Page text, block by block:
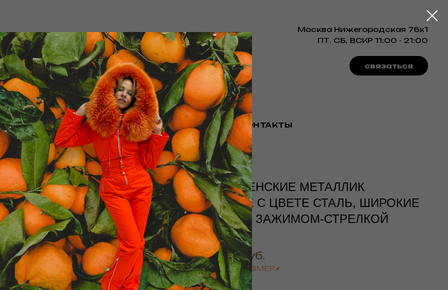
Москва Нижегородская 76к1
ПТ. СБ, ВСКР 11:00 - 21:00
связаться
НАЛИЧИЕ И СКИДКИ КЛИЕНТАМ КОНТАКТЫ
ДЖИНСЫ ЖЕНСКИЕ МЕТАЛЛИК
БЛЕСТЯЩИЕ С ЦВЕТЕ СТАЛЬ, ШИРОКИЕ
ШТАНИНЫ С ЗАЖИМОМ-СТРЕЛКОЙ
SKU:
10900,00 руб.
КАК ВЫБРАТЬ РАЗМЕР✔